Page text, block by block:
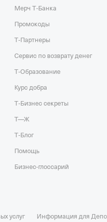
Мерч Т‑Банка
Промокоды
Т‑Партнеры
Сервис по возврату денег
Т‑Образование
Курс добра
Т‑Бизнес секреты
Т—Ж
Т‑Блог
Помощь
Бизнес-глоссарий
услуг Информация для